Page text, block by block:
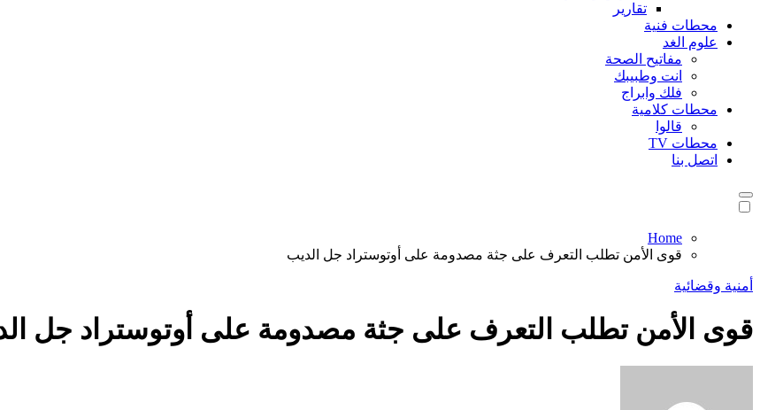
تقارير
محطات فنية
علوم الغد
مفاتيح الصحة
انت وطبيبك
فلك وابراج
محطات كلامية
قالوا
محطات TV
اتصل بنا
Home
قوى الأمن تطلب التعرف على جثة مصدومة على أوتوستراد جل الديب
أمنية وقضائية
قوى الأمن تطلب التعرف على جثة مصدومة على أوتوستراد جل